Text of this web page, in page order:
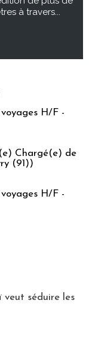
à travers...
H/F -
Chargé(e) de
(91))
H/F -
veut séduire les